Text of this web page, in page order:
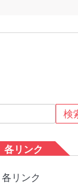
リンク
リンク